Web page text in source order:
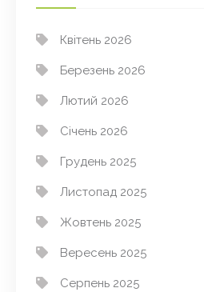
Квітень 2026
Березень 2026
Лютий 2026
Січень 2026
Грудень 2025
Листопад 2025
Жовтень 2025
Вересень 2025
Серпень 2025